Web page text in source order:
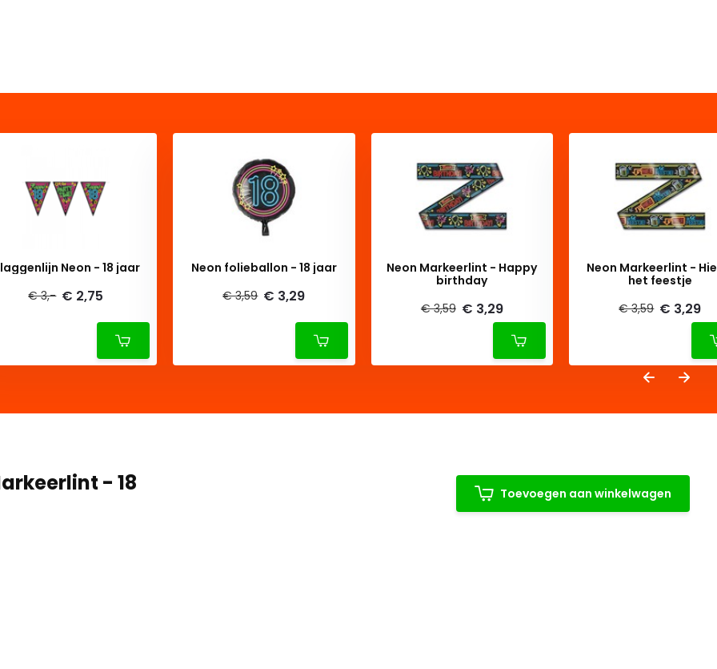
Vlaggenlijn Neon - 18 jaar
€ 3,- € 2,75
Neon folieballon - 18 jaar
€ 3,59 € 3,29
Neon Markeerlint - Happy
birthday
€ 3,59 € 3,29
Neon Markeerlint -
het feestje
€ 3,59 € 3,29
- 18 Toevoegen aan winkelwagen